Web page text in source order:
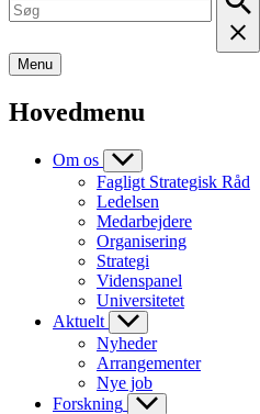
Menu
Hovedmenu
Om os
Fagligt Strategisk Råd
Ledelsen
Medarbejdere
Organisering
Strategi
Videnspanel
Universitetet
Aktuelt
Nyheder
Arrangementer
Nye job
Forskning